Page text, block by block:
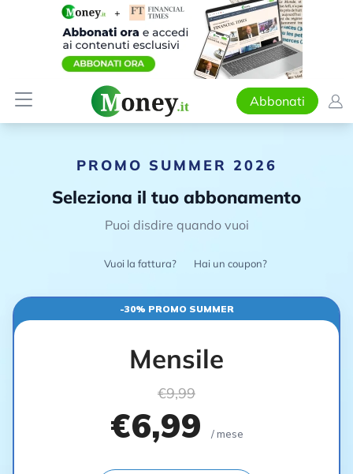
Abbonati
PROMO SUMMER 2026
Seleziona il tuo abbonamento
Puoi disdire quando vuoi
Vuoi la fattura? Hai un coupon?
-30% PROMO SUMMER
Mensile
€9,99
€6,99 / mese